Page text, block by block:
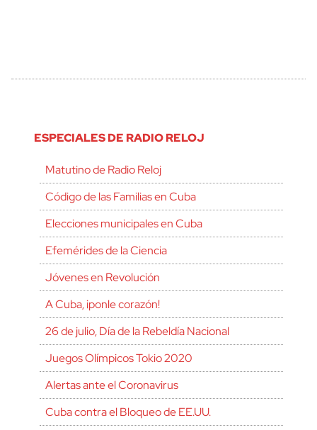
ESPECIALES DE RADIO RELOJ
Matutino de Radio Reloj
Código de las Familias en Cuba
Elecciones municipales en Cuba
Efemérides de la Ciencia
Jóvenes en Revolución
A Cuba, ¡ponle corazón!
26 de julio, Día de la Rebeldía Nacional
Juegos Olímpicos Tokio 2020
Alertas ante el Coronavirus
Cuba contra el Bloqueo de EE.UU.